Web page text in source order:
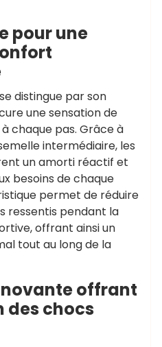
pour une
distingue par son
une sensation de
chaque pas. Grâce à
intermédiaire, les
un amorti réactif et
besoins de chaque
permet de réduire
ressentis pendant la
offrant ainsi un
tout au long de la
offrant
des chocs